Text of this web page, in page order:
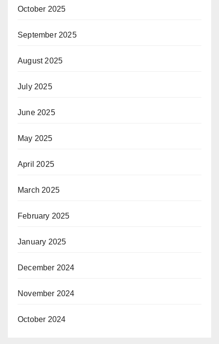
October 2025
September 2025
August 2025
July 2025
June 2025
May 2025
April 2025
March 2025
February 2025
January 2025
December 2024
November 2024
October 2024